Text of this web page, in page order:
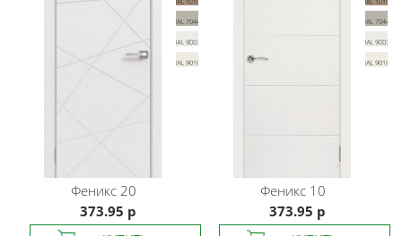
Феникс 20
373.95 р
Феникс 10
373.95 р